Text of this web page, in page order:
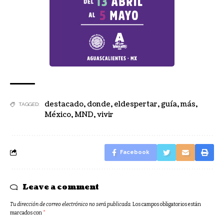
TAGGED: destacado, donde, eldespertar, guía,más,
México,MND,vivir
Facebook
Leave a comment
Tu dirección de correo electrónico no será publicada.Los campos obligatorios están
marcados con*